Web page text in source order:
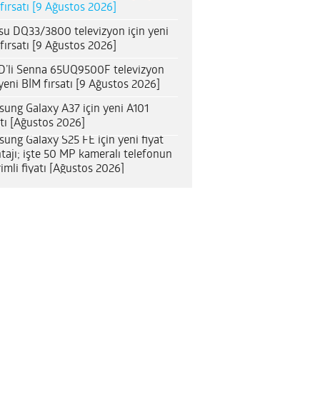
[9 Ağustos 2026]
DQ33/3800 televizyon için yeni
[9 Ağustos 2026]
Senna 65UQ9500F televizyon
BİM fırsatı [9 Ağustos 2026]
Galaxy A37 için yeni A101
[Ağustos 2026]
Galaxy S25 FE için yeni fiyat
işte 50 MP kameralı telefonun
fiyatı [Ağustos 2026]